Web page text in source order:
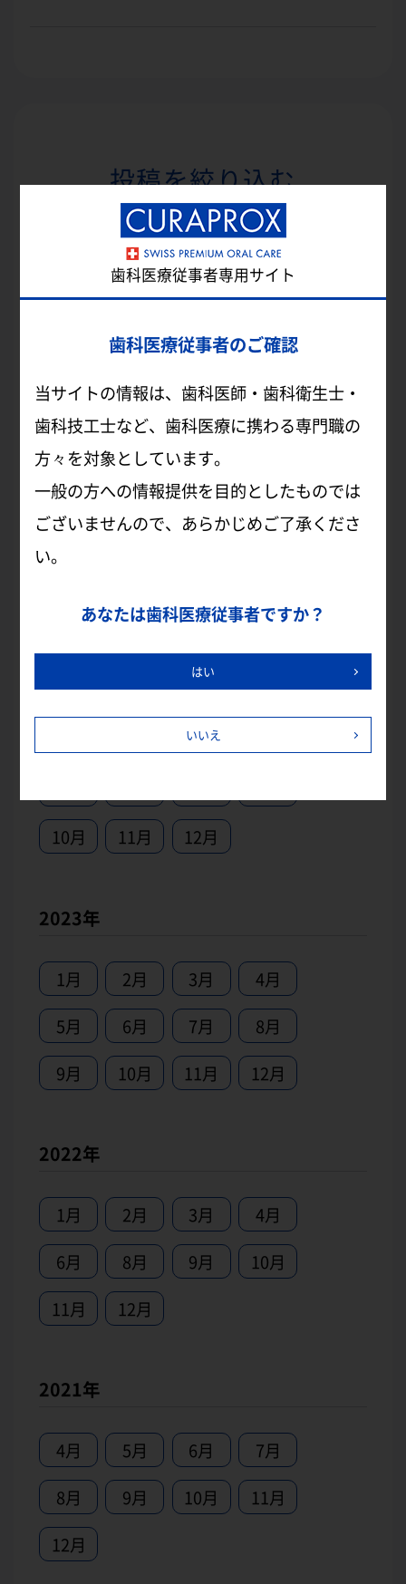
投稿を絞り込む
2025年
1月 2月 3月
4月
5月
10月 11月 12月
4月
10月
11月 12月
2023年
1月 2月 3月
4月
5月
6月 7月
8月
9月
10月 11月 12月
2022年
1月 2月 3月
4月
6月
8月 9月
10月
11月
12月
2021年
4月 5月 6月
7月
8月
9月 10月
11月
12月
歯科医療従事者専用サイト
歯科医療従事者のご確認
当サイトの情報は、歯科医師・歯科衛生士・
歯科技工士など、歯科医療に携わる専門職の
方々を対象としています。
一般の方への情報提供を目的としたものでは
ございませんので、あらかじめご了承くださ
い。
あなたは歯科医療従事者ですか？
はい
いいえ